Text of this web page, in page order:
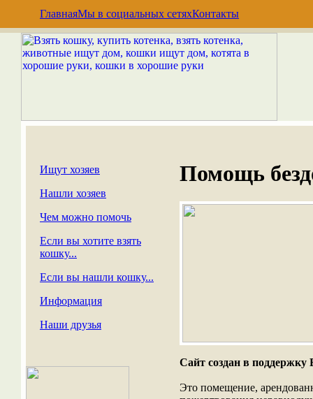
ГлавнаяМы в социальных сетяхКонтакты
Ищут хозяев
Нашли хозяев
Чем можно помочь
Если вы хотите взять
кошку...
Если вы нашли кошку...
Информация
Наши друзья
Помощь
Сайт создан в
Это помещение,